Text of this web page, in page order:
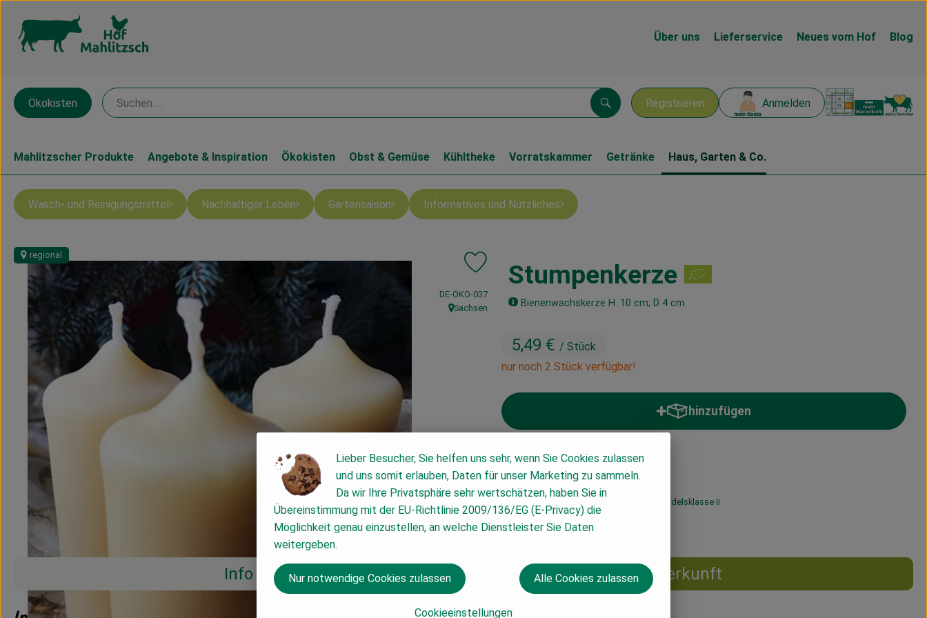
Über uns Lieferservice Neues vom Hof Blog
Registrieren Anmelden
Suchen
Ökokisten
Mahlitzscher Produkte Angebote & Inspiration Ökokisten Obst & Gemüse Kühltheke Vorratskammer Getränke Haus, Garten & Co.
Wasch- und Reinigungsmittel Nachhaltiger Leben Gartensaison Informatives und Nützliches
Stumpenkerze
Bienenwachskerze H. 10 cm; D 4 cm
5,49 € / Stück
nur noch 2 Stück verfügbar!
regional
Produkt zu Favouriten hinzufügen
, Kontrollstelle:
DE-ÖKO-037
, Herkunft:
Sachsen
hinzufügen
Produkt zum Warenkorb hinzufügen
Stück
/ Stück Handelsklasse II
Info Herkunft
Lieber Besucher, Sie helfen uns sehr, wenn Sie Cookies zulassen
und uns somit erlauben, Daten für unser Marketing zu sammeln.
Da wir Ihre Privatsphäre sehr wertschätzen, haben Sie in
Übereinstimmung mit der EU-Richtlinie 2009/136/EG (E-Privacy) die
Möglichkeit genau einzustellen, an welche Dienstleister Sie Daten
weitergeben.
Cookieeinstellungen
Nur notwendige Cookies zulassen Alle Cookies zulassen